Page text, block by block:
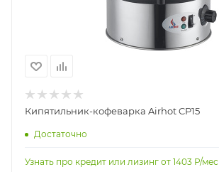
Кипятильник-кофеварка Airhot CP15
Достаточно
Узнать про кредит или лизинг от 1403 Р/мес